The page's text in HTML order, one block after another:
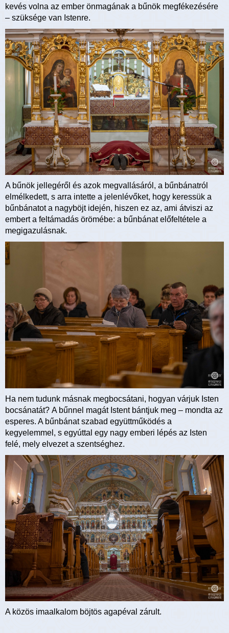
kevés volna az ember önmagának a bűnök megfékezésére
– szüksége van Istenre.
A bűnök jellegéről és azok megvallásáról, a bűnbánatról
elmélkedett, s arra intette a jelenlévőket, hogy keressük a
bűnbánatot a nagyböjt idején, hiszen ez az, ami átviszi az
embert a feltámadás örömébe: a bűnbánat előfeltétele a
megigazulásnak.
Ha nem tudunk másnak megbocsátani, hogyan várjuk Isten
bocsánatát? A bűnnel magát Istent bántjuk meg – mondta az
esperes. A bűnbánat szabad együttműködés a
kegyelemmel, s egyúttal egy nagy emberi lépés az Isten
felé, mely elvezet a szentséghez.
A közös imaalkalom böjtös agapéval zárult.